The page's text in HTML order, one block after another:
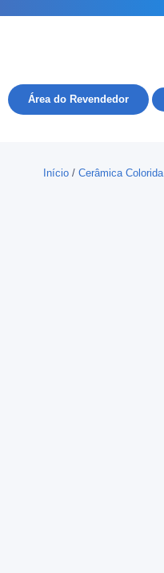
Área do Revendedor
Início / Cerâmica Colorida